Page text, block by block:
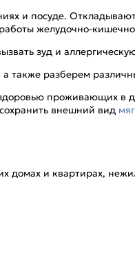
и посуде.
желудочно-
зуд и
также разберем
проживающих в
внешний вид
домах и квартирах,